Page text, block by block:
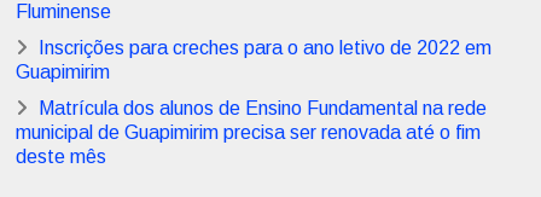
Fluminense
Inscrições para creches para o ano letivo de 2022 em
Guapimirim
Matrícula dos alunos de Ensino Fundamental na rede
municipal de Guapimirim precisa ser renovada até o fim
deste mês